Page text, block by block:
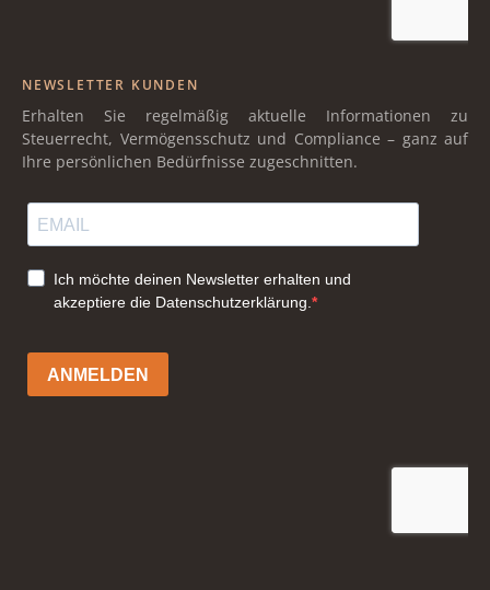
NEWSLETTER KUNDEN
Erhalten Sie regelmäßig aktuelle Informationen zu
Steuerrecht, Vermögensschutz und Compliance – ganz auf
Ihre persönlichen Bedürfnisse zugeschnitten.